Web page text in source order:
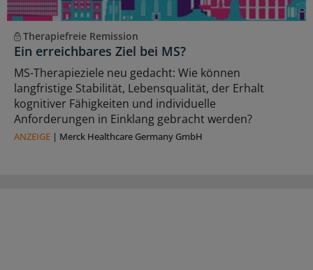
Therapiefreie Remission
Ein erreichbares Ziel bei MS?
MS-Therapieziele neu gedacht: Wie können
langfristige Stabilität, Lebensqualität, der Erhalt
kognitiver Fähigkeiten und individuelle
Anforderungen in Einklang gebracht werden?
ANZEIGE | Merck Healthcare Germany GmbH